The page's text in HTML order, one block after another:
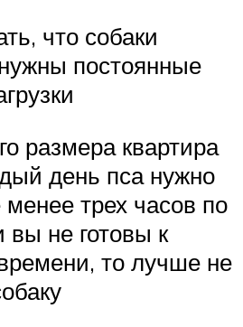
что собаки
постоянные
размера квартира
день пса нужно
трех часов по
вы не готовы к
то лучше не